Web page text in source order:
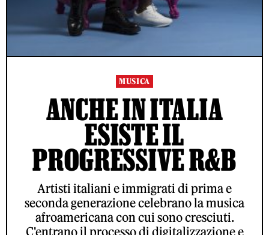
MUSICA
ANCHE IN ITALIA
ESISTE IL
PROGRESSIVE R&B
Artisti italiani e immigrati di prima e
seconda generazione celebrano la musica
afroamericana con cui sono cresciuti.
C'entrano il processo di digitalizzazione e